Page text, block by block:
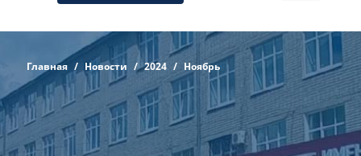
Главная Новости 2024 Ноябрь